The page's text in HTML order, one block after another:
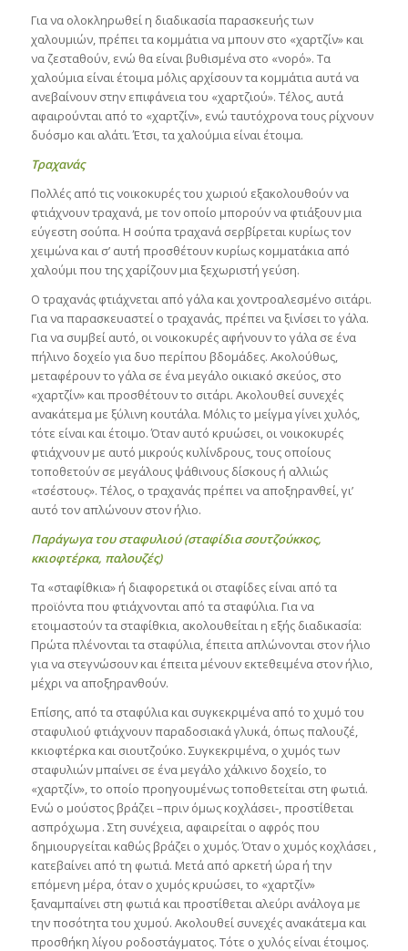
Για να ολοκληρωθεί η διαδικασία παρασκευής των
χαλουμιών, πρέπει τα κομμάτια να μπουν στο «χαρτζίν» και
να ζεσταθούν, ενώ θα είναι βυθισμένα στο «νορό». Τα
χαλούμια είναι έτοιμα μόλις αρχίσουν τα κομμάτια αυτά να
ανεβαίνουν στην επιφάνεια του «χαρτζιού». Τέλος, αυτά
αφαιρούνται από το «χαρτζίν», ενώ ταυτόχρονα τους ρίχνουν
δυόσμο και αλάτι. Έτσι, τα χαλούμια είναι έτοιμα.
Τραχανάς
Πολλές από τις νοικοκυρές του χωριού εξακολουθούν να
φτιάχνουν τραχανά, με τον οποίο μπορούν να φτιάξουν μια
εύγεστη σούπα. Η σούπα τραχανά σερβίρεται κυρίως τον
χειμώνα και σ’ αυτή προσθέτουν κυρίως κομματάκια από
χαλούμι που της χαρίζουν μια ξεχωριστή γεύση.
Ο τραχανάς φτιάχνεται από γάλα και χοντροαλεσμένο σιτάρι.
Για να παρασκευαστεί ο τραχανάς, πρέπει να ξινίσει το γάλα.
Για να συμβεί αυτό, οι νοικοκυρές αφήνουν το γάλα σε ένα
πήλινο δοχείο για δυο περίπου βδομάδες. Ακολούθως,
μεταφέρουν το γάλα σε ένα μεγάλο οικιακό σκεύος, στο
«χαρτζίν» και προσθέτουν το σιτάρι. Ακολουθεί συνεχές
ανακάτεμα με ξύλινη κουτάλα. Μόλις το μείγμα γίνει χυλός,
τότε είναι και έτοιμο. Όταν αυτό κρυώσει, οι νοικοκυρές
φτιάχνουν με αυτό μικρούς κυλίνδρους, τους οποίους
τοποθετούν σε μεγάλους ψάθινους δίσκους ή αλλιώς
«τσέστους». Τέλος, ο τραχανάς πρέπει να αποξηρανθεί, γι’
αυτό τον απλώνουν στον ήλιο.
Παράγωγα του σταφυλιού (σταφίδια σουτζούκκος,
κκιοφτέρκα, παλουζές)
Τα «σταφίθκια» ή διαφορετικά οι σταφίδες είναι από τα
προϊόντα που φτιάχνονται από τα σταφύλια. Για να
ετοιμαστούν τα σταφίθκια, ακολουθείται η εξής διαδικασία:
Πρώτα πλένονται τα σταφύλια, έπειτα απλώνονται στον ήλιο
για να στεγνώσουν και έπειτα μένουν εκτεθειμένα στον ήλιο,
μέχρι να αποξηρανθούν.
Επίσης, από τα σταφύλια και συγκεκριμένα από το χυμό του
σταφυλιού φτιάχνουν παραδοσιακά γλυκά, όπως παλουζέ,
κκιοφτέρκα και σιουτζούκο. Συγκεκριμένα, ο χυμός των
σταφυλιών μπαίνει σε ένα μεγάλο χάλκινο δοχείο, το
«χαρτζίν», το οποίο προηγουμένως τοποθετείται στη φωτιά.
Ενώ ο μούστος βράζει –πριν όμως κοχλάσει-, προστίθεται
ασπρόχωμα . Στη συνέχεια, αφαιρείται ο αφρός που
δημιουργείται καθώς βράζει ο χυμός. Όταν ο χυμός κοχλάσει ,
κατεβαίνει από τη φωτιά. Μετά από αρκετή ώρα ή την
επόμενη μέρα, όταν ο χυμός κρυώσει, το «χαρτζίν»
ξαναμπαίνει στη φωτιά και προστίθεται αλεύρι ανάλογα με
την ποσότητα του χυμού. Ακολουθεί συνεχές ανακάτεμα και
προσθήκη λίγου ροδοστάγματος. Τότε ο χυλός είναι έτοιμος.